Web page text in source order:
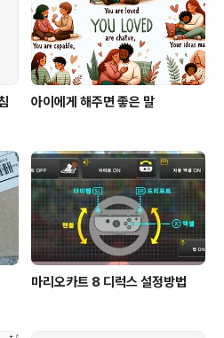
아이에게 해주면 좋은 말
마리오카트 8 디럭스 설정방법